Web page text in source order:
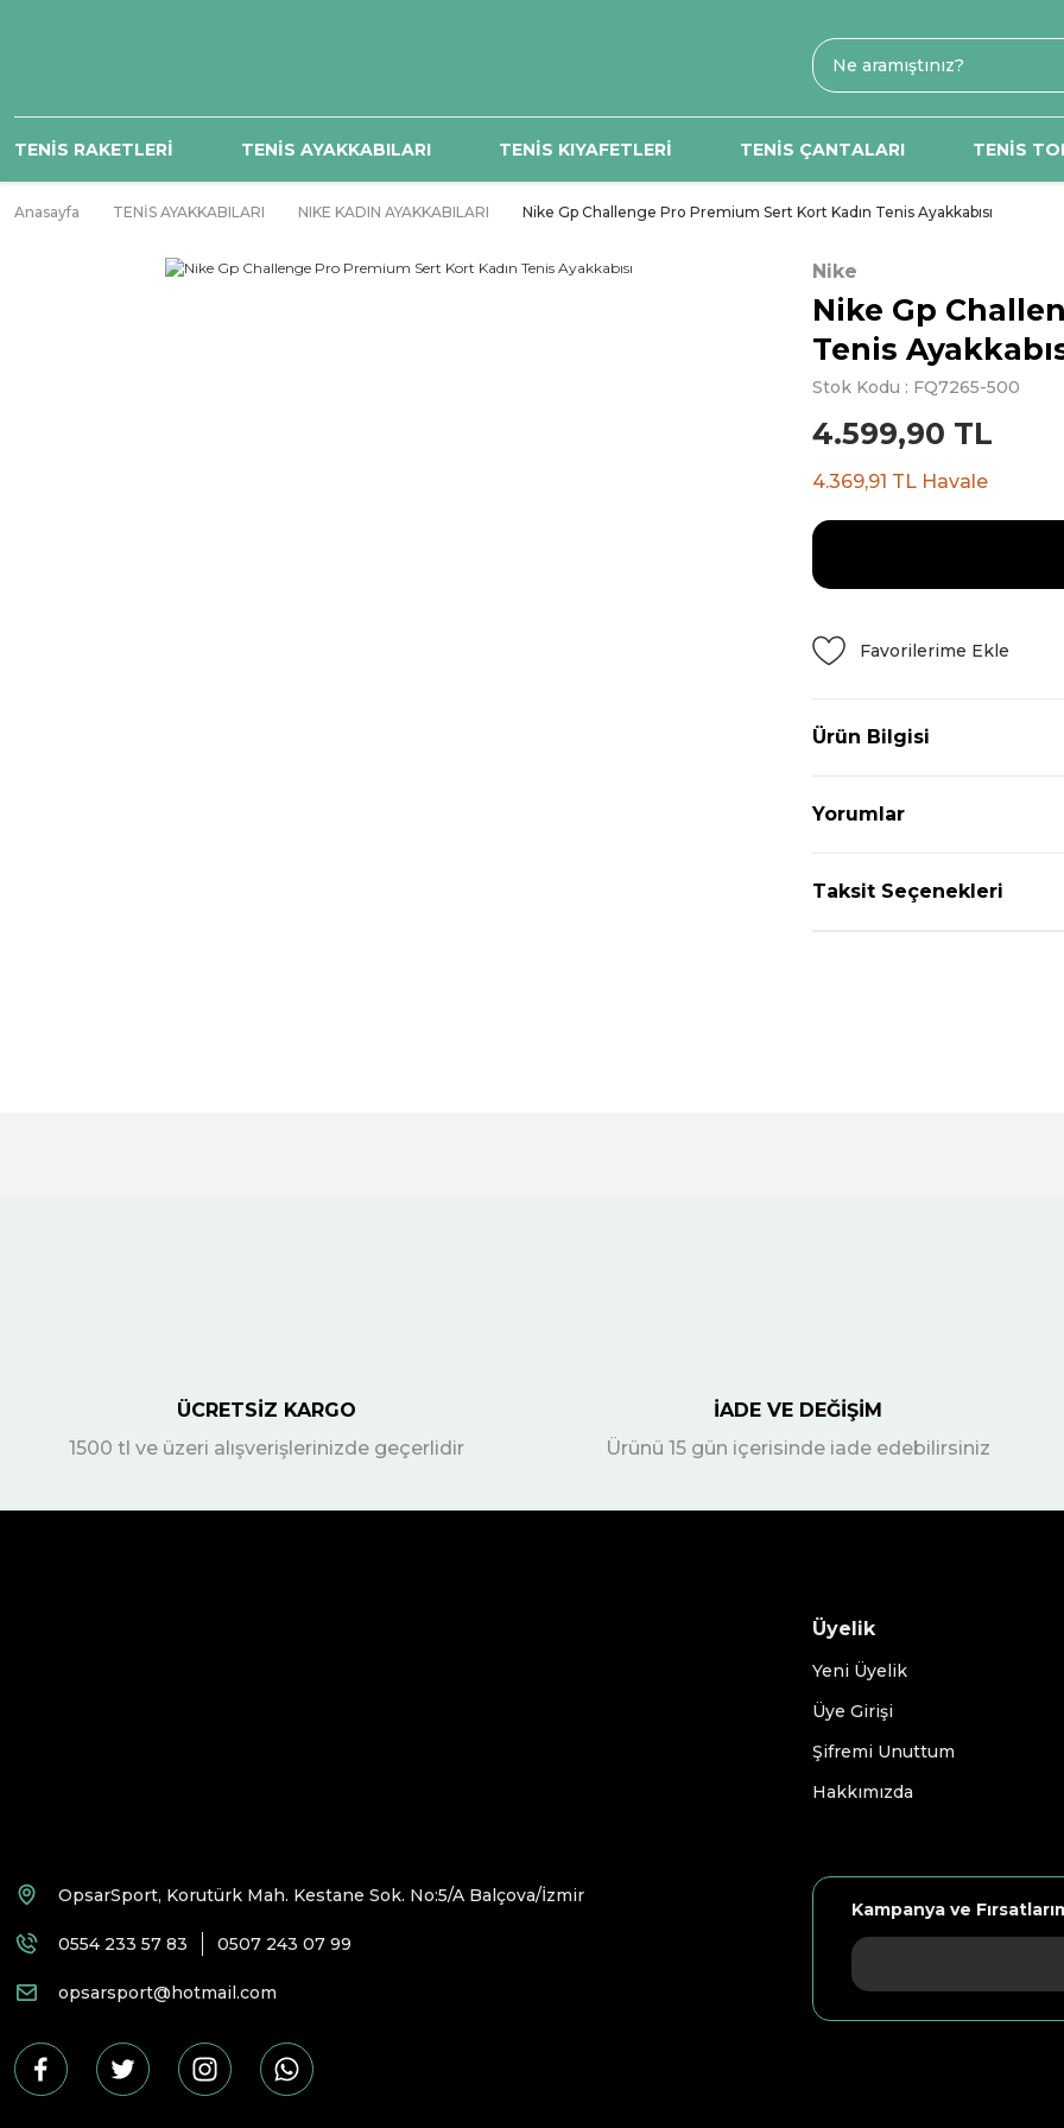
TENİS RAKETLERİ TENİS AYAKKABILARI TENİS KIYAFETLERİ TENİS ÇANTALARI TENİS
Anasayfa TENİS AYAKKABILARI NIKE KADIN AYAKKABILARI Nike Gp Challenge Pro Premium Sert Kort Kadın Tenis Ayakkabısı
Nike
Nike Gp
Tenis
Stok Kodu : FQ7265-500
4.599,90 TL
4.369,91 TL Havale
Ürün Bilgisi
Yorumlar
Taksit Seçenekleri
ÜCRETSİZ KARGO
1500 tl ve üzeri alışverişlerinizde geçerlidir
İADE VE DEĞİŞİM
Ürünü 15 gün içerisinde iade edebilirsiniz
OpsarSport, Korutürk Mah. Kestane Sok. No:5/A Balçova/İzmir
0554 233 57 83 0507 243 07 99
opsarsport@hotmail.com
Üyelik
Yeni Üyelik
Üye Girişi
Şifremi Unuttum
Hakkımızda
Kampanya ve